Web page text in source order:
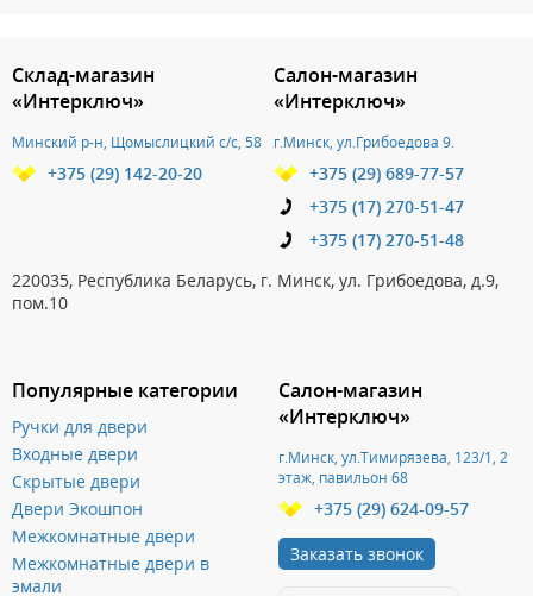
Популярные категории
Ручки для двери
Входные двери
Скрытые двери
Двери Экошпон
Межкомнатные двери
Межкомнатные двери в
эмали
Склад-магазин
«Интерключ»
Минский р-н, Щомыслицкий с/с, 58
+375 (29) 142-20-20
Салон-магазин
«Интерключ»
г.Минск, ул.Грибоедова 9.
+375 (29) 689-77-57
+375 (17) 270-51-47
+375 (17) 270-51-48
220035, Республика Беларусь, г. Минск, ул. Грибоедова, д.9,
пом.10
Салон-магазин
«Интерключ»
г.Минск, ул.Тимирязева, 123/1, 2
этаж, павильон 68
+375 (29) 624-09-57
Заказать звонок